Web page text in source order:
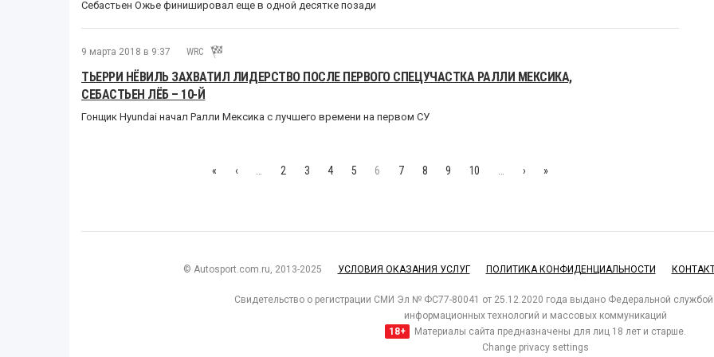
Себастьен Ожье финишировал еще в одной десятке позади
9 марта 2018 в 9:37 WRC
ТЬЕРРИ НЁВИЛЬ ЗАХВАТИЛ ЛИДЕРСТВО ПОСЛЕ ПЕРВОГО СПЕЦУЧАСТКА РАЛЛИ МЕКСИКА,
СЕБАСТЬЕН ЛЁБ – 10-Й
Гонщик Hyundai начал Ралли Мексика с лучшего времени на первом СУ
« ‹ 2 3 4 5 6 7 8 9 10 › »
© Autosport.com.ru, 2013-2025 УСЛОВИЯ ОКАЗАНИЯ УСЛУГ ПОЛИТИКА КОНФИДЕНЦИАЛЬНОСТИ
Свидетельство о регистрации СМИ Эл № ФС77-80041 от 25.12.2020 года выдано Федеральной службой
информационных технологий и массовых коммуникаций
18+
Материалы сайта предназначены для лиц 18 лет и старше.
Change privacy settings